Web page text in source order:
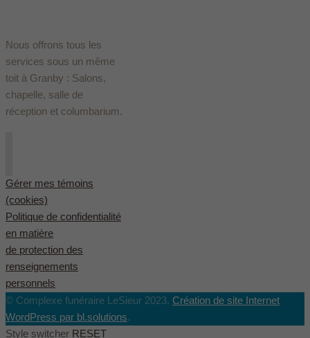
Nous offrons tous les
services sous un même
toit à Granby : Salons,
chapelle, salle de
réception et columbarium.
Gérer mes témoins
(cookies)
Politique de confidentialité
en matière
de protection des
renseignements
personnels
© Complexe funéraire LeSieur 2023. Création de site Internet
WordPress par bl.solutions.
Style switcher RESET